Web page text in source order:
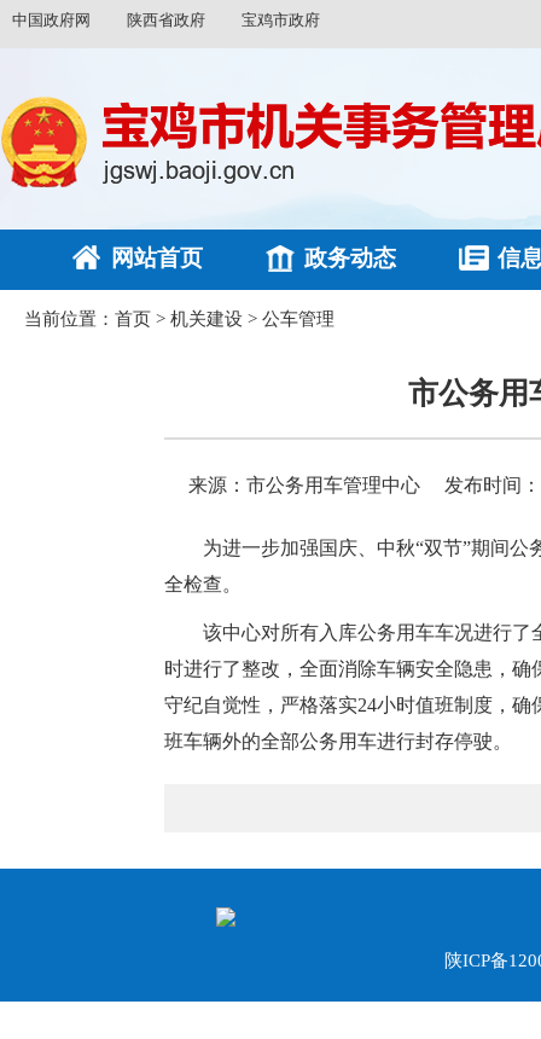
中国政府网 陕西省政府 宝鸡市政府
网站首页 政务动态 信
当前位置： 首页 > 机关建设 > 公车管理
市公务用
来源：市公务用车管理中心 发布时间
为进一步加强国庆、中秋“双节”期间
全检查。
该中心对所有入库公务用车车况进行
时进行了整改，全面消除车辆安全隐患，
守纪自觉性，严格落实24小时值班制度，
班车辆外的全部公务用车进行封存停驶。
陕ICP备